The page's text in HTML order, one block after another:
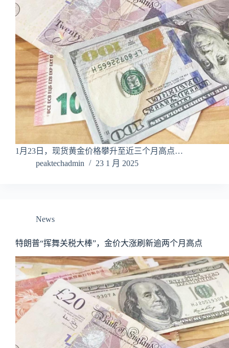
1月23日，现货黄金价格攀升至近三个月高点…
peaktechadmin
23 1 月 2025
News
特朗普“挥舞关税大棒”，金价大涨刷新逾两个月高点